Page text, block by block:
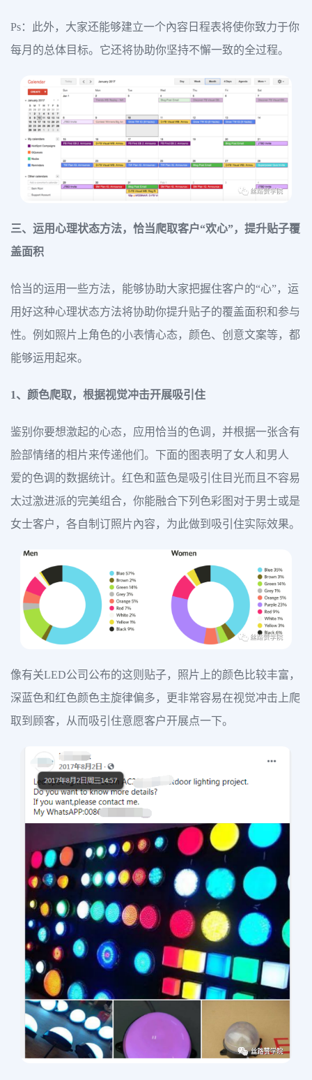
Ps：此外，大家还能够建立一个內容日程表将使你致力于你
每月的总体目标。它还将协助你坚持不懈一致的全过程。
三、运用心理状态方法，恰当爬取客户“欢心”，提升贴子覆
盖面积
恰当的运用一些方法，能够协助大家把握住客户的“心”，运
用好这种心理状态方法将协助你提升贴子的覆盖面积和参与
性。例如照片上角色的小表情心态，颜色、创意文案等，都
能够运用起來。
1、颜色爬取，根据视觉冲击开展吸引住
鉴别你要想激起的心态，应用恰当的色调，并根据一张含有
脸部情绪的相片来传递他们。下面的图表明了女人和男人
爱的色调的数据统计。红色和蓝色是吸引住目光而且不容易
太过激进派的完美组合，你能融合下列色彩图对于男士或是
女士客户，各自制订照片內容，为此做到吸引住实际效果。
像有关LED公司公布的这则贴子，照片上的颜色比较丰富，
深蓝色和红色颜色主旋律偏多，更非常容易在视觉冲击上爬
取到顾客，从而吸引住意愿客户开展点一下。